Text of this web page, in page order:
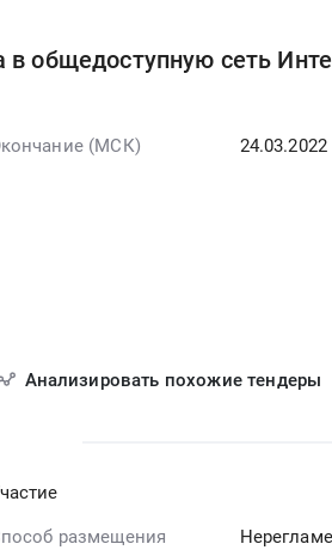
в общедоступную сеть
(МСК) 24.03.2022
Анализировать похожие тендеры
размещения